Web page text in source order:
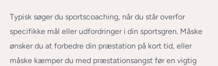
Typisk søger du sportscoaching, når du står overfor
specifikke mål eller udfordringer i din sportsgren. Måske
ønsker du at forbedre din præstation på kort tid, eller
måske kæmper du med præstationsangst før en vigtig